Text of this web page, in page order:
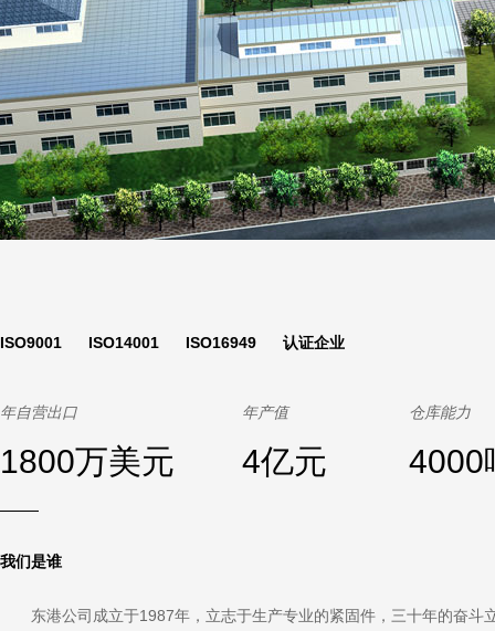
ISO9001 ISO14001 ISO16949 认证企业
年自营出口
1800万美元
年产值
4亿元
仓库能力
4000
我们是谁
东港公司成立于1987年，立志于生产专业的紧固件，三十年的奋斗